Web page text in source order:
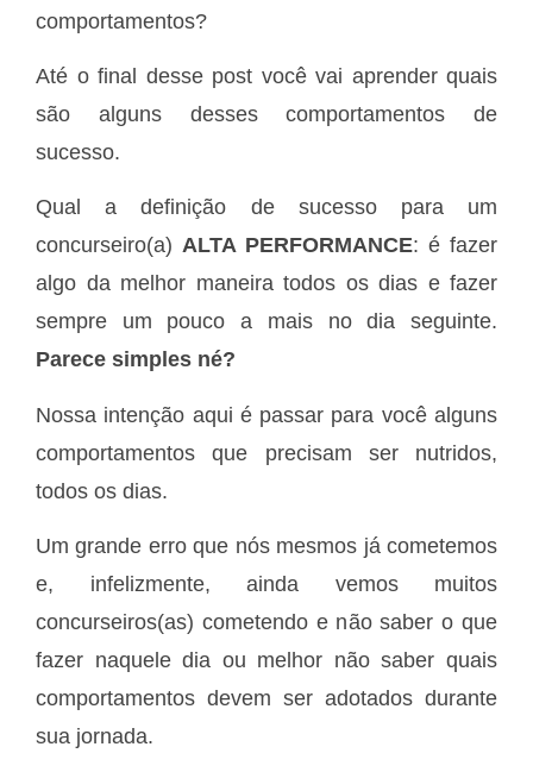
comportamentos?
Até o final desse post você vai aprender quais
são alguns desses comportamentos de
sucesso.
Qual a definição de sucesso para um
concurseiro(a) ALTA PERFORMANCE: é fazer
algo da melhor maneira todos os dias e fazer
sempre um pouco a mais no dia seguinte.
Parece simples né?
Nossa intenção aqui é passar para você alguns
comportamentos que precisam ser nutridos,
todos os dias.
Um grande erro que nós mesmos já cometemos
e, infelizmente, ainda vemos muitos
concurseiros(as) cometendo e não saber o que
fazer naquele dia ou melhor não saber quais
comportamentos devem ser adotados durante
sua jornada.